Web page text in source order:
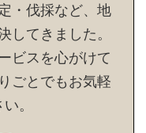
・伐採など、地
してきました。
ビスを心がけて
ごとでもお気軽
。